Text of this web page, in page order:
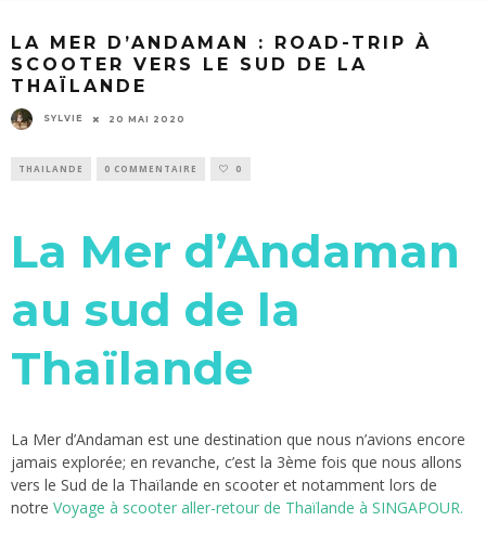
LA MER D’ANDAMAN : ROAD-TRIP À
SCOOTER VERS LE SUD DE LA
THAÏLANDE
SYLVIE 20 MAI 2020
THAILANDE 0 COMMENTAIRE 0
La Mer d’Andaman
au sud de la
Thaïlande
La Mer d’Andaman est une destination que nous n’avions encore
jamais explorée; en revanche, c’est la 3ème fois que nous allons
vers le Sud de la Thaïlande en scooter et notamment lors de
notre Voyage à scooter aller-retour de Thaïlande à SINGAPOUR.